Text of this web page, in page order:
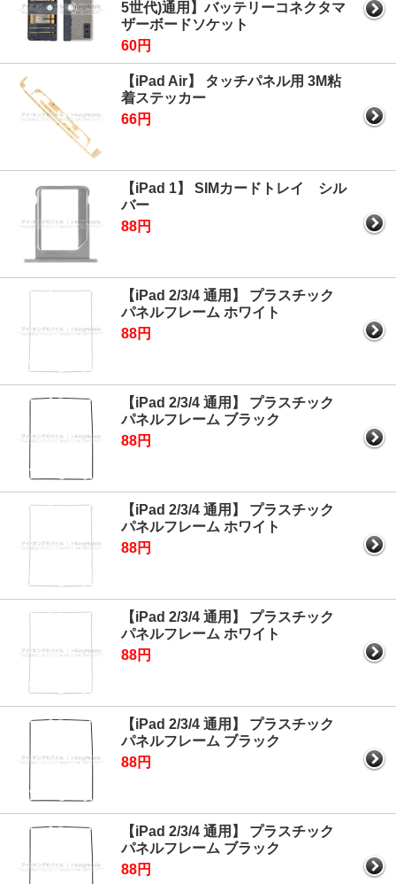
5世代)通用】バッテリーコネクタマ
ザーボードソケット
60円
【iPad Air】 タッチパネル用 3M粘
着ステッカー
66円
【iPad 1】 SIMカードトレイ シル
バー
88円
【iPad 2/3/4 通用】 プラスチック
パネルフレーム ホワイト
88円
【iPad 2/3/4 通用】 プラスチック
パネルフレーム ブラック
88円
【iPad 2/3/4 通用】 プラスチック
パネルフレーム ホワイト
88円
【iPad 2/3/4 通用】 プラスチック
パネルフレーム ホワイト
88円
【iPad 2/3/4 通用】 プラスチック
パネルフレーム ブラック
88円
【iPad 2/3/4 通用】 プラスチック
パネルフレーム ブラック
88円